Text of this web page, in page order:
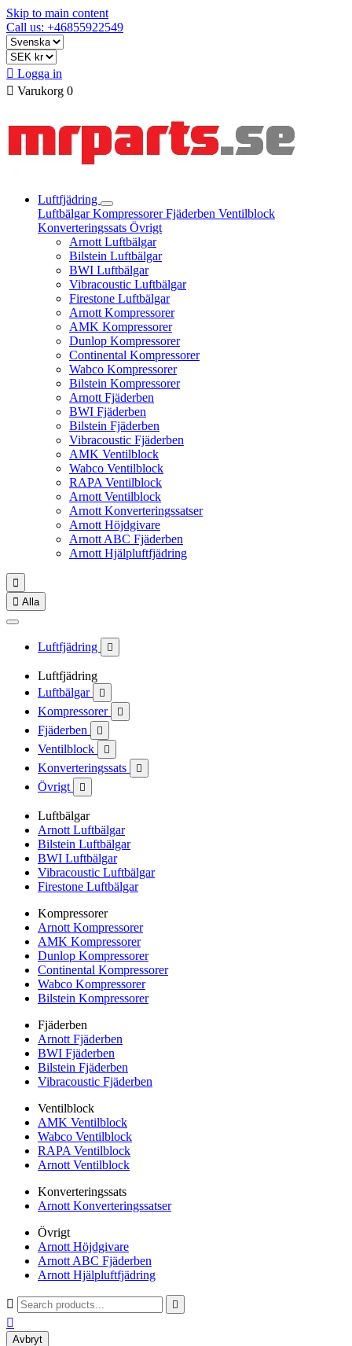
Skip to main content
Call us: +46855922549
 Logga in
 Varukorg 0
Luftfjädring
LuftbälgarKompressorerFjäderben Ventilblock
Konverteringssats Övrigt
Arnott Luftbälgar
Bilstein Luftbälgar
BWI Luftbälgar
Vibracoustic Luftbälgar
Firestone Luftbälgar
Arnott Kompressorer
AMK Kompressorer
Dunlop Kompressorer
Continental Kompressorer
Wabco Kompressorer
Bilstein Kompressorer
Arnott Fjäderben
BWI Fjäderben
Bilstein Fjäderben
Vibracoustic Fjäderben
AMK Ventilblock
Wabco Ventilblock
RAPA Ventilblock
Arnott Ventilblock
Arnott Konverteringssatser
Arnott Höjdgivare
Arnott ABC Fjäderben
Arnott Hjälpluftfjädring

 Alla
Luftfjädring 
Luftfjädring
Luftbälgar

Kompressorer 
Fjäderben 
Ventilblock 
Konverteringssats 
Övrigt 
Luftbälgar
Arnott Luftbälgar
Bilstein Luftbälgar
BWI Luftbälgar
Vibracoustic Luftbälgar
Firestone Luftbälgar
Kompressorer
Arnott Kompressorer
AMK Kompressorer
Dunlop Kompressorer
Continental Kompressorer
Wabco Kompressorer
Bilstein Kompressorer
Fjäderben
Arnott Fjäderben
BWI Fjäderben
Bilstein Fjäderben
Vibracoustic Fjäderben
Ventilblock
AMK Ventilblock
Wabco Ventilblock
RAPA Ventilblock
Arnott Ventilblock
Konverteringssats
Arnott Konverteringssatser
Övrigt
Arnott Höjdgivare
Arnott ABC Fjäderben
Arnott Hjälpluftfjädring
 

Avbryt